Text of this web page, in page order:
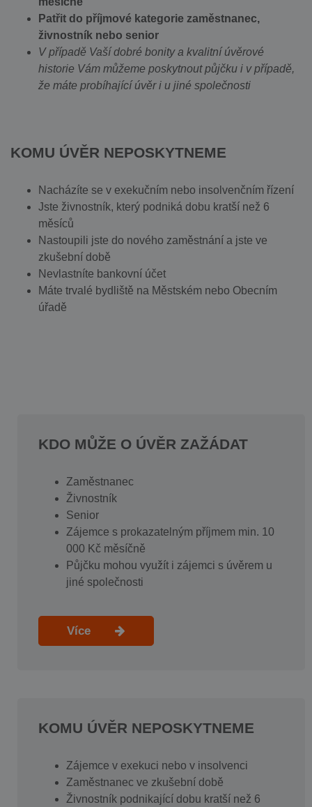
Patřit do příjmové kategorie zaměstnanec,
živnostník nebo senior
V případě Vaší dobré bonity a kvalitní úvěrové
historie Vám můžeme poskytnout půjčku i v případě,
že máte probíhající úvěr i u jiné společnosti
KOMU ÚVĚR NEPOSKYTNEME
Nacházíte se v exekučním nebo insolvenčním řízení
Jste živnostník, který podniká dobu kratší než 6
měsíců
Nastoupili jste do nového zaměstnání a jste ve
zkušební době
Nevlastníte bankovní účet
Máte trvalé bydliště na Městském nebo Obecním
úřadě
KDO MŮŽE O ÚVĚR ZAŽÁDAT
Zaměstnanec
Živnostník
Senior
Zájemce s prokazatelným příjmem min. 10
000 Kč měsíčně
Půjčku mohou využít i zájemci s úvěrem u
jiné společnosti
Více
KOMU ÚVĚR NEPOSKYTNEME
Zájemce v exekuci nebo v insolvenci
Zaměstnanec ve zkušební době
Živnostník podnikající dobu kratší než 6